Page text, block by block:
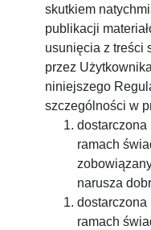
skutkiem
publikacji
usunięcia z treści
przez
niniejszego
szczególności w
dostarczona
ramach
narusza
dostarczona
ramach